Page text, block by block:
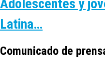
Adolescentes y
Latina…
Comunicado de